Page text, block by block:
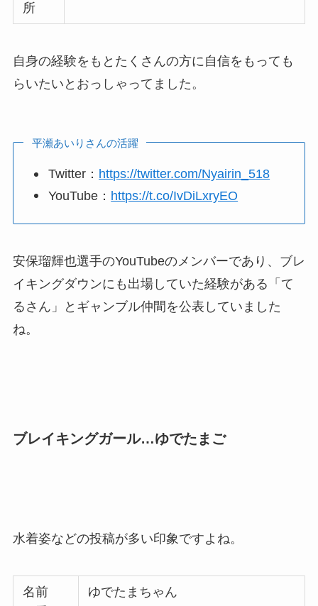
所
自身の経験をもとたくさんの方に自信をもっても
らいたいとおっしゃってました。
平瀬あいりさんの活躍
Twitter： https://twitter.com/Nyairin_518
YouTube： https://t.co/IvDiLxryEO
安保瑠輝也選手のYouTubeのメンバーであり、ブレ
イキングダウンにも出場していた経験がある「て
るさん」とギャンブル仲間を公表していました
ね。
ブレイキングガール…ゆでたまご
水着姿などの投稿が多い印象ですよね。
名前
ゆでたまちゃん